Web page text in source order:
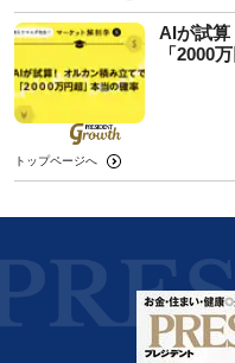
AIが試
「2000
トップページへ